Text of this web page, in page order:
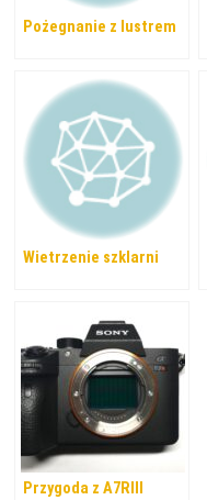
Pożegnanie z lustrem
Wietrzenie szklarni
Przygoda z A7RIII